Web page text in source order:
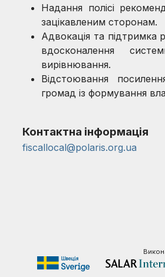
Надання полісі
зацікавленим сторонам.
Адвокація та
вдосконалення
вирівнювання.
Відстоювання
громад із формування
Контактна інформація
fiscallocal@polaris.org.ua